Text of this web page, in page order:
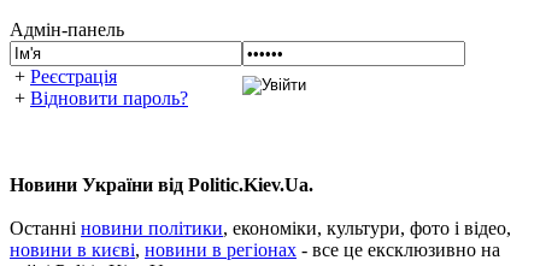
Адмін-панель
+ Реєстрація
+ Відновити пароль?
Новини України від Politic.Kiev.Ua.
Останні новини політики, економіки, культури, фото і відео,
новини в києві, новини в регіонах - все це ексклюзивно на